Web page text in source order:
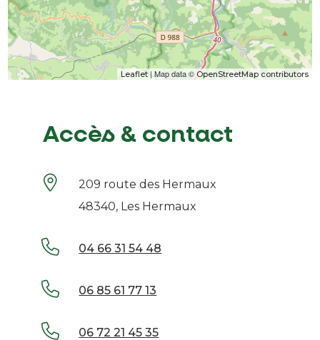
Leaflet| Map data © OpenStreetMap contributors
Accès & contact
209 route des Hermaux
48340, Les Hermaux
04 66 31 54 48
06 85 61 77 13
06 72 21 45 35